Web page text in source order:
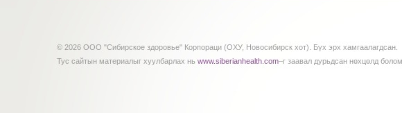
© 2026 ООО "Сибирское здоровье" Корпораци (ОХУ, Новосибирск хот). Бүх эрх хамгаалагдсан.
Тус сайтын материалыг хуулбарлах нь www.siberianhealth.com–г заавал дурьдсан нөхцөлд